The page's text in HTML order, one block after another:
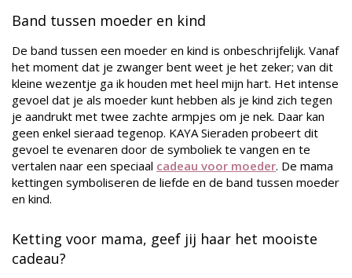
Band tussen moeder en kind
De band tussen een moeder en kind is onbeschrijfelijk. Vanaf
het moment dat je zwanger bent weet je het zeker; van dit
kleine wezentje ga ik houden met heel mijn hart. Het intense
gevoel dat je als moeder kunt hebben als je kind zich tegen
je aandrukt met twee zachte armpjes om je nek. Daar kan
geen enkel sieraad tegenop. KAYA Sieraden probeert dit
gevoel te evenaren door de symboliek te vangen en te
vertalen naar een speciaal cadeau voor moeder. De mama
kettingen symboliseren de liefde en de band tussen moeder
en kind.
Ketting voor mama, geef jij haar het mooiste
cadeau?